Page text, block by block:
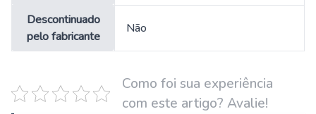
Descontinuado
pelo fabricante
Não
Como foi sua experiência
com este artigo? Avalie!